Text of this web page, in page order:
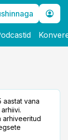
aastat vana
arhiveeritud